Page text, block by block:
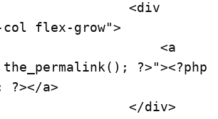
<div
flex-grow">
<a
the_permalink(); ?> "><?php
?></a>
</div>